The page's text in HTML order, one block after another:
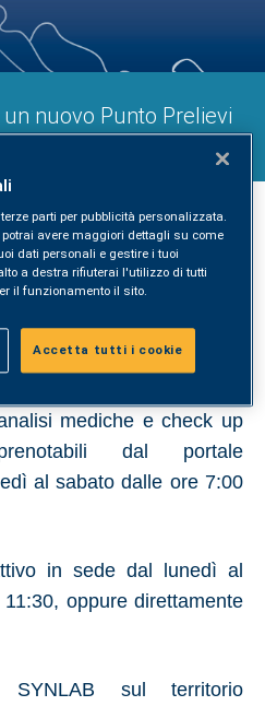
nuovo Punto Prelievi
Punto Prelievi a Bergamo,
così a tre i centri in città.
convenzionato con
(SSR Lombardia) e
mediche e check up
dal portale
al sabato dalle ore 7:00
in sede dal lunedì al
oppure direttamente
sul territorio
parti per pubblicità personalizzata.
avere maggiori dettagli su come
dati personali e gestire i tuoi
a destra rifiuterai l'utilizzo di tutti
il funzionamento il sito.
Accetta tutti i cookie